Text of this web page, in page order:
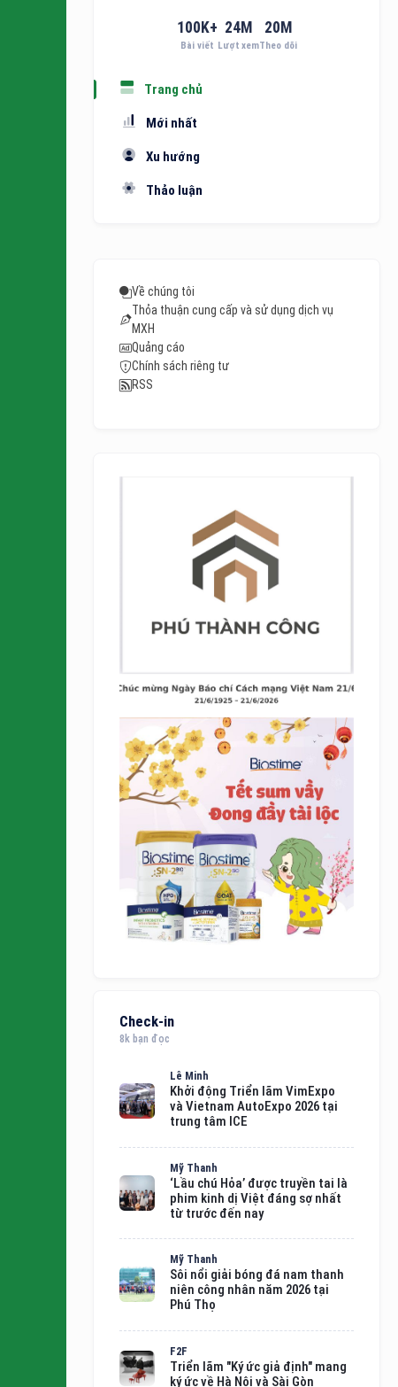
100 K+
Bài viết
24M
Lượt xem
20 M
Theo dõi
Trang chủ
Mới nhất
Xu hướng
Thảo luận
Về chúng tôi
Thỏa thuận cung cấp và sử dụng dịch vụ
MXH
Quảng cáo
Chính sách riêng tư
RSS
Check-in
8k bạn đọc
Lê Minh
Khởi động Triển lãm VimExpo
và Vietnam AutoExpo 2026 tại
trung tâm ICE
Mỹ Thanh
‘Lầu chú Hỏa’ được truyền tai là
phim kinh dị Việt đáng sợ nhất
từ trước đến nay
Mỹ Thanh
Sôi nổi giải bóng đá nam thanh
niên công nhân năm 2026 tại
Phú Thọ
F2F
Triển lãm "Ký ức giả định" mang
ký ức về Hà Nội và Sài Gòn